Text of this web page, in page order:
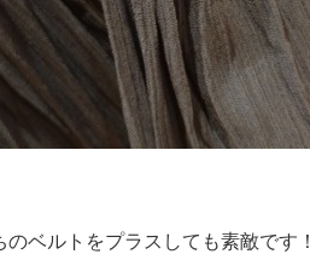
ベルトをプラスしても素敵です！